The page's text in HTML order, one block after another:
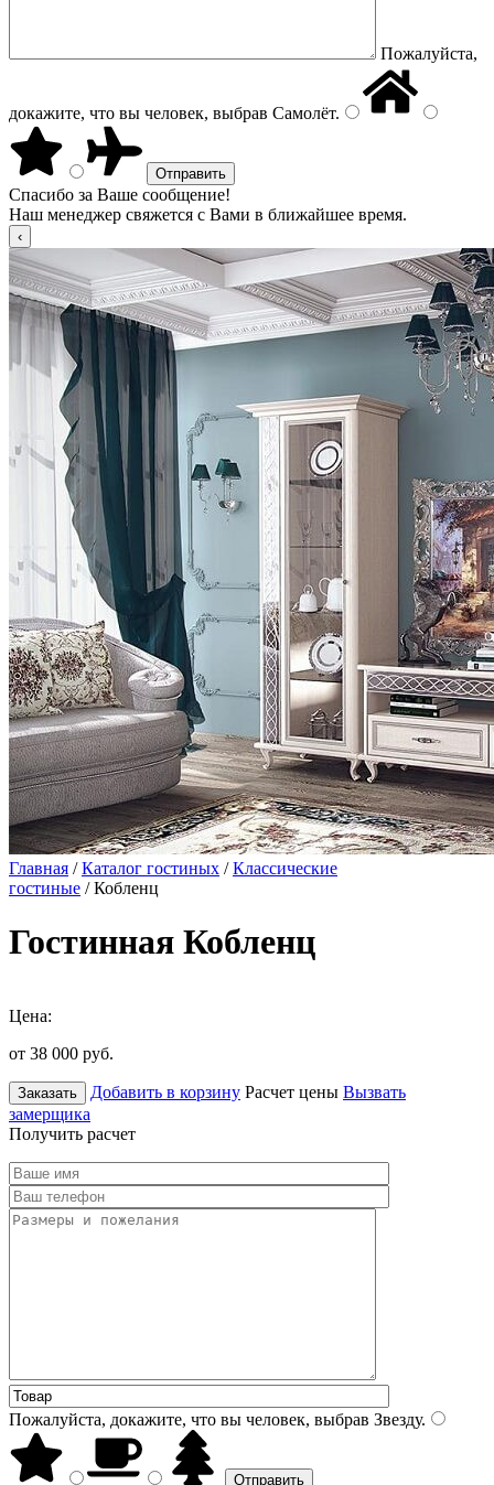
Пожалуйста,
докажите, что вы человек, выбрав Самолёт.
Спасибо за Ваше сообщение!
Наш менеджер свяжется с Вами в ближайшее время.
Главная /Каталог гостиных /Классические
гостиные / Кобленц
Гостинная Кобленц
Цена:
от 38 000 руб.
Заказать Добавить в корзину Расчет цены Вызвать
замерщика
Получить расчет
Пожалуйста, докажите, что вы человек, выбрав Звезду.